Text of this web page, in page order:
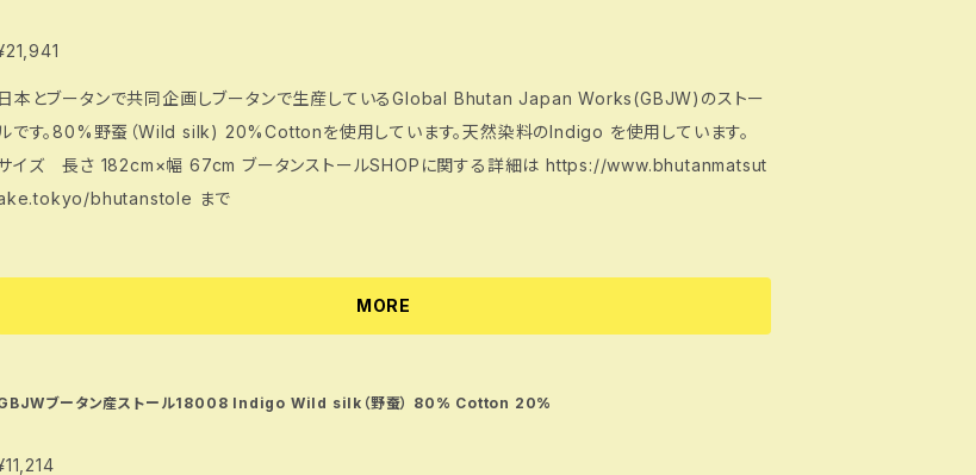
日本とブータンで共同企画しブータンで生産しているGlobal Bhutan Japan Works(GBJW)のストー
です。80%野蚕（Wild silk) 20%Cottonを使用しています。天然染料のIndigo を使用しています。
イズ 長さ 182cm×幅 67cm ブータンストールSHOPに関する詳細は https://www.bhutanmatsut
bhutanstole まで
MORE
ブータン産ストール18008 Indigo Wild silk（野蚕） 80% Cotton 20%